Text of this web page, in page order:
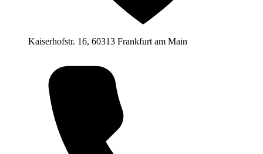
Kaiserhofstr. 16, 60313 Frankfurt am Main